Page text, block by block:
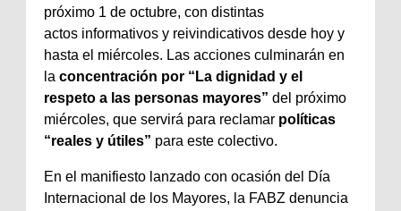
próximo 1 de octubre, con distintas
actos informativos y reivindicativos desde hoy y
hasta el miércoles. Las acciones culminarán en
la concentración por “La dignidad y el
respeto a las personas mayores” del próximo
miércoles, que servirá para reclamar políticas
“reales y útiles” para este colectivo.
En el manifiesto lanzado con ocasión del Día
Internacional de los Mayores, la FABZ denuncia